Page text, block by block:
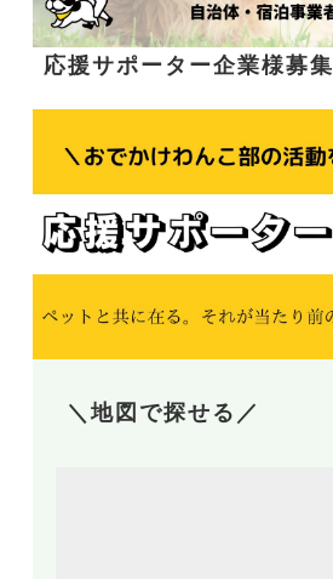
応援サポーター企業様募集
＼地図で探せる／